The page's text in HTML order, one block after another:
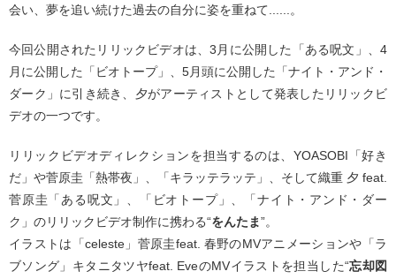
会い、夢を追い続けた過去の自分に姿を重ねて......。
今回公開されたリリックビデオは、3月に公開した「ある呪文」、4
月に公開した「ビオトープ」、5月頭に公開した「ナイト・アンド・
ダーク」に引き続き、夕がアーティストとして発表したリリックビ
デオの一つです。
リリックビデオディレクションを担当するのは、YOASOBI「好き
だ」や菅原圭「熱帯夜」、「キラッテラッテ」、そして織重 夕 feat.
菅原圭「ある呪文」、「ビオトープ」、「ナイト・アンド・ダー
ク」のリリックビデオ制作に携わる“をんたま”。
イラストは「celeste」菅原圭feat. 春野のMVアニメーションや「ラ
ブソング」キタニタツヤfeat. EveのMVイラストを担当した“忘却図